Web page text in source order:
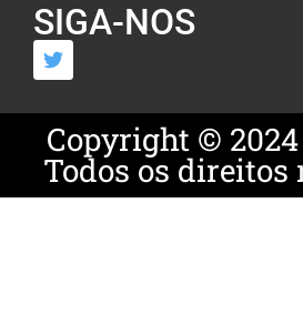
SIGA-NOS
Copyright © 2024
Todos os direitos